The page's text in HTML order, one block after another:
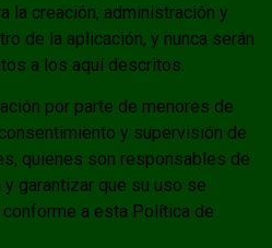
la creación, administración y
de la aplicación, y nunca serán
a los aquí descritos.
por parte de menores de
y supervisión de
quienes son responsables de
garantizar que su uso se
a esta Política de